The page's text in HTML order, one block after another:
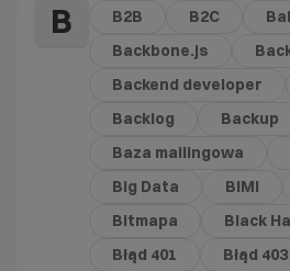
B B2B B2C
Backbone.js
Backend developer
Backlog
Backup
Baza mailingowa
Big Data
BIMI
Bitmapa
Black
Błąd 401
Błąd 403